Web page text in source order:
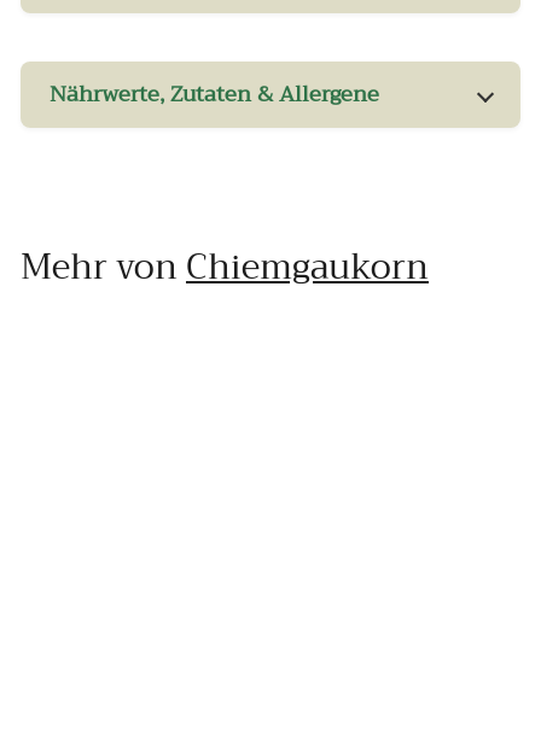
Nährwerte, Zutaten & Allergene
Mehr vonChiemgaukorn